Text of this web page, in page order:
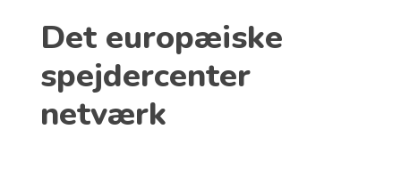
Det europæiske
spejdercenter
netværk